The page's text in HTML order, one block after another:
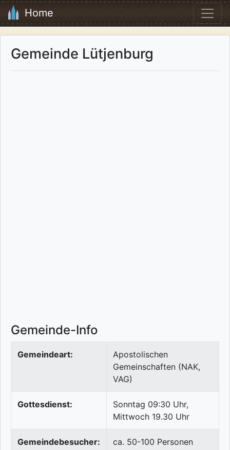
Home
Gemeinde Lütjenburg
Gemeinde-Info
Gemeindeart:
Apostolischen
Gemeinschaften (NAK,
VAG)
Gottesdienst:
Sonntag 09:30 Uhr,
Mittwoch 19.30 Uhr
Gemeindebesucher: ca. 50-100 Personen